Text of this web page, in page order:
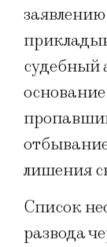
лишения
Список
развода